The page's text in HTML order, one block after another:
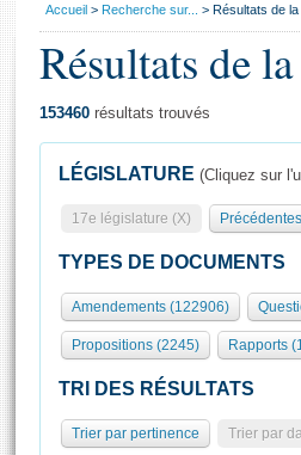
Présidence
577 députés
Groupes politiques
Séance publique
Commissions et autres
Europe et International
Pétitions
Général
Rôle et pouvoirs de
Organisation de l'Assemblée
Présidence Conférence des
Statistiques et chiffres clés
Visiter l'Assemblée
Visite virtuelle du palais
Assister à une séance
Vous
Accueil Recherche sur... Résultats de
Résultats de
153460 résultats trouvés
LÉGISLATURE (Cliquez sur
17e législature (X)
TYPES DE DOCUMENTS
Amendements (122906)
Propositions (2245) Rapports
TRI DES RÉSULTATS
Trier par pertinence Trier par